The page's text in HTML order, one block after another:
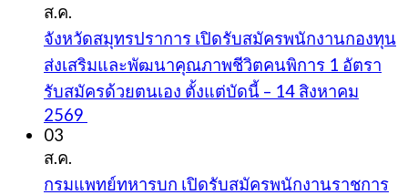
ส.ค.
จังหวัดสมุทรปราการ เปิดรับสมัครพนักงานกองทุน
ส่งเสริมและพัฒนาคุณภาพชีวิตคนพิการ 1 อัตรา
รับสมัครด้วยตนเอง ตั้งแต่บัดนี้ – 14 สิงหาคม
2569
03
ส.ค.
กรมแพทย์ทหารบก เปิดรับสมัครพนักงานราชการ